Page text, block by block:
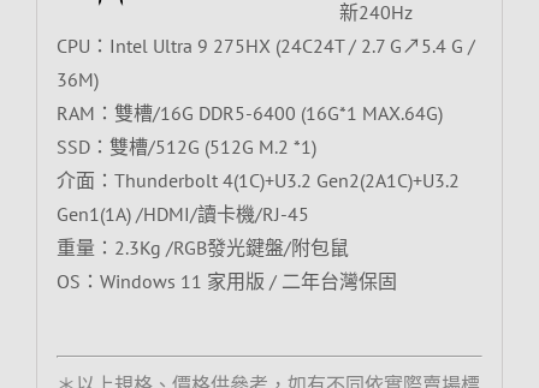
新240Hz
CPU：Intel Ultra 9 275HX (24C24T / 2.7 G↗5.4 G /
36M)
RAM：雙槽/16G DDR5-6400 (16G*1 MAX.64G)
SSD：雙槽/512G (512G M.2 *1)
介面：Thunderbolt 4(1C)+U3.2 Gen2(2A1C)+U3.2
Gen1(1A) /HDMI/讀卡機/RJ-45
重量：2.3Kg /RGB發光鍵盤/附包鼠
OS：Windows 11 家用版 / 二年台灣保固